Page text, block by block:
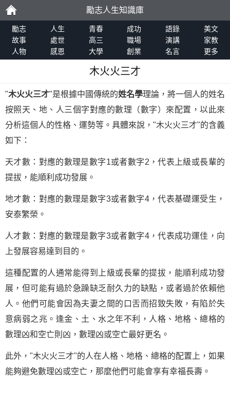
勵
志
勵志人生知識庫
勵志 人生 青春 成功 語錄
美文
故事
處世 高三 職場 演講
家教
人物
感恩 大學 創業 名言 更多
木火火三才
"木火火三才"是根據中國傳統的姓名學理論，將一個人的姓名
按照天、地、人三個字對應的數理（數字）來配置，以此來
分析這個人的性格、運勢等。具體來說，"木火火三才"的含義
如下：
天才數：對應的數理是數字1或者數字2，代表上級或長輩的
提拔，能順利成功發展。
地才數：對應的數理是數字3或者數字4，代表基礎運受生，
安泰繁榮。
人才數：對應的數理是數字3或者數字4，代表成功運佳，向
上發展容易達到目的。
這種配置的人通常能得到上級或長輩的提拔，能順利成功發
展，但可能有過於急躁缺乏耐久力的缺點，或者過於依賴他
人。他們可能會因為夫妻之間的口舌而招致失敗，有陷於失
意病弱之兆。逢金、土、水之年不利，人格、地格、總格的
數理凶和空亡則凶，數理凶或空亡最好更名。
此外，"木火火三才"的人在人格、地格、總格的配置上，如果
能夠避免數理凶或空亡，那麼他們可能會享有幸福長壽。